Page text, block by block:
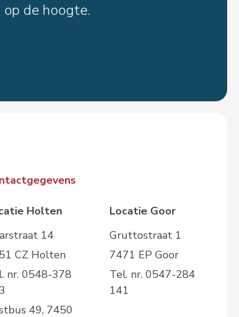
de hoogte.
Holten
14
CZ Holten
nr. 0548-378
49, 7450
Locatie Goor
Gruttostraat 1
7471 EP Goor
Tel. nr. 0547-284
141